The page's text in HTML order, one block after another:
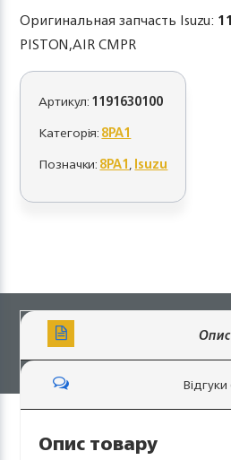
Оригинальная запчасть Isuzu:
PISTON,AIR CMPR
Артикул:1191630100
Категорія:8PA1
Позначки:8PA1,Isuzu
Опис
Опис товару